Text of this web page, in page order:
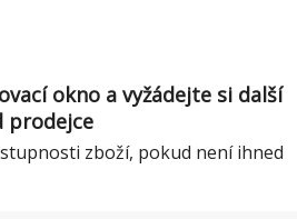
okno a vyžádejte si další
prodejce
zboží, pokud není ihned